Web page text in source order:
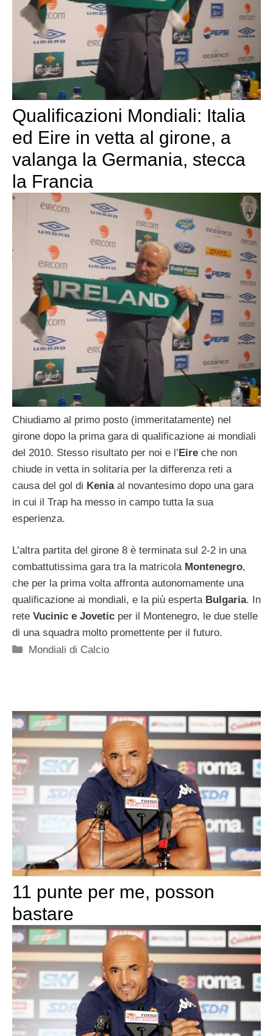
Qualificazioni Mondiali: Italia
ed Eire in vetta al girone, a
valanga la Germania, stecca
la Francia
Chiudiamo al primo posto (immeritatamente) nel
girone dopo la prima gara di qualificazione ai mondiali
del 2010. Stesso risultato per noi e l’Eire che non
chiude in vetta in solitaria per la differenza reti a
causa del gol di Kenia al novantesimo dopo una gara
in cui il Trap ha messo in campo tutta la sua
esperienza.
L’altra partita del girone 8 è terminata sul 2-2 in una
combattutissima gara tra la matricola Montenegro,
che per la prima volta affronta autonomamente una
qualificazione ai mondiali, e la più esperta Bulgaria. In
rete Vucinic e Jovetic per il Montenegro, le due stelle
di una squadra molto promettente per il futuro.
Categorie
Mondiali di Calcio
11 punte per me, posson
bastare